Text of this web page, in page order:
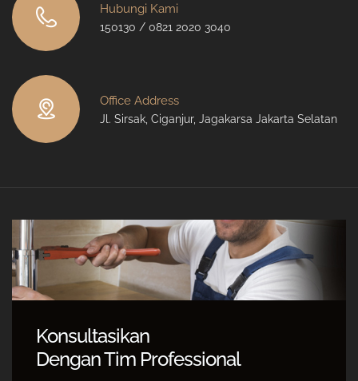
Hubungi Kami
150130 / 0821 2020 3040
Office Address
Jl. Sirsak, Ciganjur, Jagakarsa Jakarta Selatan
Konsultasikan
Dengan Tim Professional